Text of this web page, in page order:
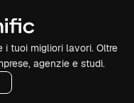
i tuoi migliori lavori. Oltre
agenzie e studi.